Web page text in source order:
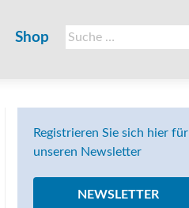
Suche
nach:
Shop
Registrieren Sie sich hier für
unseren Newsletter
NEWSLETTER